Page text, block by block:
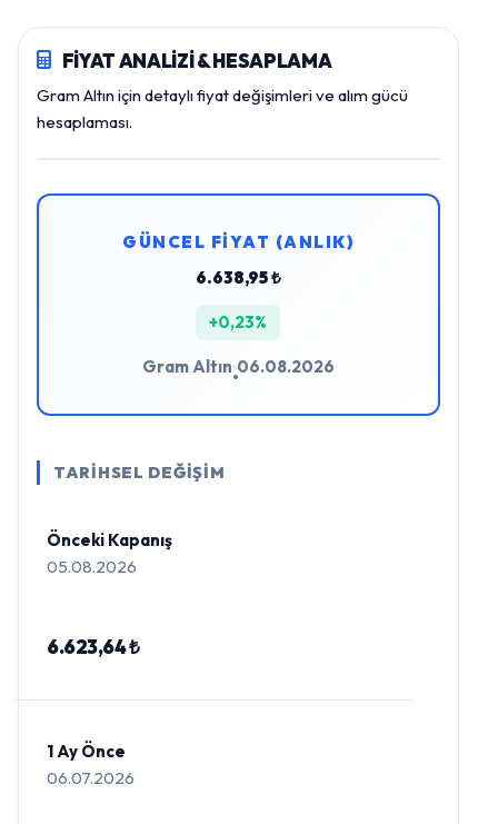
FİYAT ANALİZİ & HESAPLAMA
Gram Altın için detaylı fiyat değişimleri ve alım gücü
hesaplaması.
GÜNCEL FİYAT (ANLIK)
6.638,95 ₺
+0,23%
Gram Altın
•
06.08.2026
TARİHSEL DEĞİŞİM
Önceki Kapanış
05.08.2026
6.623,64 ₺
1 Ay Önce
06.07.2026